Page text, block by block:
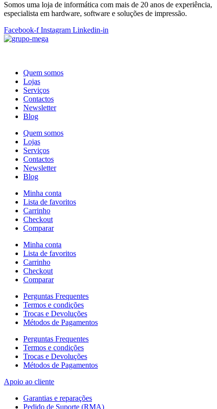
Somos uma loja de informática com mais de 20 anos de experiência,
especialista em hardware, software e soluções de impressão.
Facebook-f Instagram Linkedin-in
Quem somos
Lojas
Serviços
Contactos
Newsletter
Blog
Quem somos
Lojas
Serviços
Contactos
Newsletter
Blog
Minha conta
Lista de favoritos
Carrinho
Checkout
Comparar
Minha conta
Lista de favoritos
Carrinho
Checkout
Comparar
Perguntas Frequentes
Termos e condições
Trocas e Devoluções
Métodos de Pagamentos
Perguntas Frequentes
Termos e condições
Trocas e Devoluções
Métodos de Pagamentos
Apoio ao cliente
Garantias e reparações
Pedido de Suporte (RMA)